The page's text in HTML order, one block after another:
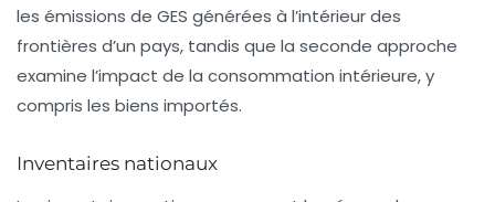
les émissions de GES générées à l’intérieur des
frontières d’un pays, tandis que la seconde approche
examine l’impact de la consommation intérieure, y
compris les biens importés.
Inventaires nationaux